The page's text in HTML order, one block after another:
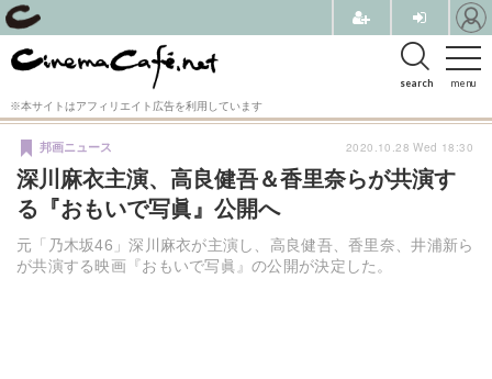
menu
search
※本サイトはアフィリエイト広告を利用しています
深川麻衣主演、高良健吾＆香里奈らが共演す
る『おもいで写眞』公開へ
元「乃木坂46」深川麻衣が主演し、高良健吾、香里奈、井浦新ら
が共演する映画『おもいで写眞』の公開が決定した。
邦画ニュース 2020.10.28 Wed 18:30